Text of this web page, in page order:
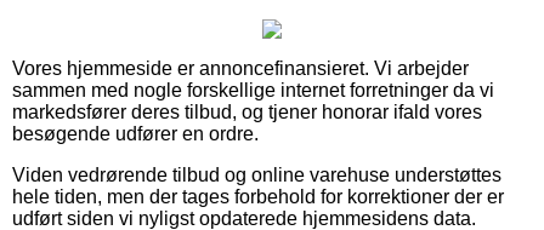
Vores hjemmeside er annoncefinansieret. Vi arbejder
sammen med nogle forskellige internet forretninger da vi
markedsfører deres tilbud, og tjener honorar ifald vores
besøgende udfører en ordre.
Viden vedrørende tilbud og online varehuse understøttes
hele tiden, men der tages forbehold for korrektioner der er
udført siden vi nyligst opdaterede hjemmesidens data.